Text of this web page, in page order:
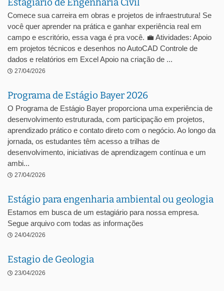
Comece sua carreira em obras e projetos de infraestrutura! Se
você quer aprender na prática e ganhar experiência real em
campo e escritório, essa vaga é pra você. 💼 Atividades: Apoio
em projetos técnicos e desenhos no AutoCAD Controle de
dados e relatórios em Excel Apoio na criação de ...
27/04/2026
Programa de Estágio Bayer 2026
O Programa de Estágio Bayer proporciona uma experiência de
desenvolvimento estruturada, com participação em projetos,
aprendizado prático e contato direto com o negócio. Ao longo da
jornada, os estudantes têm acesso a trilhas de
desenvolvimento, iniciativas de aprendizagem contínua e um
ambi...
27/04/2026
Estágio para engenharia ambiental ou geologia
Estamos em busca de um estagiário para nossa empresa.
Segue arquivo com todas as informações
24/04/2026
Estagio de Geologia
23/04/2026